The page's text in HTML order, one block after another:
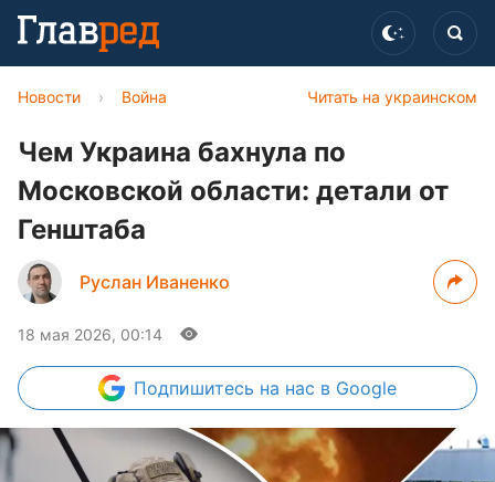
Читать на украинском
Новости › Война
Чем Украина бахнула по
Московской области: детали от
Генштаба
Руслан Иваненко
18 мая 2026, 00:14
Подпишитесь на нас в Google